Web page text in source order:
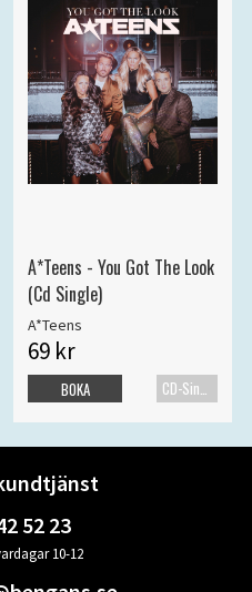
A*Teens - You Got The Look
(Cd Single)
A*Teens
69 kr
CD-Singel
BOKA
52 23
10-12